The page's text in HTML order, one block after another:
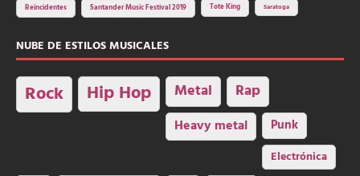
Reincidentes Santander Music Festival 2019 Tote King Saratoga
NUBE DE ESTILOS MUSICALES
Rock Hip Hop Metal Rap
Heavy metal Punk
Electrónica